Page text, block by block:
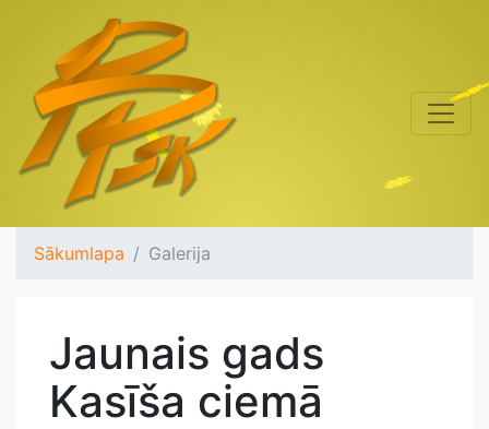
Sākumlapa Galerija
Jaunais gads
Kasīša ciemā